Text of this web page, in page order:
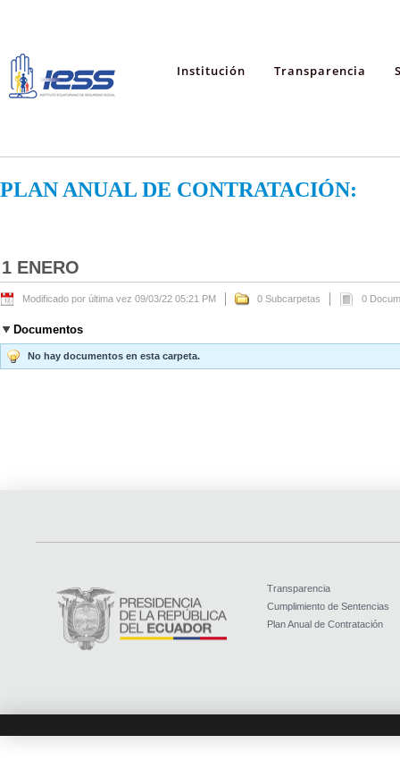
Institución Transparencia
PLAN ANUAL DE CONTRATACIÓN:
1 ENERO
Modificado por última vez 09/03/22 05:21 PM 0 Subcarpetas 0
Documentos
No hay documentos en esta carpeta.
Transparencia
Cumplimiento de Sentencias
Plan Anual de Contratación